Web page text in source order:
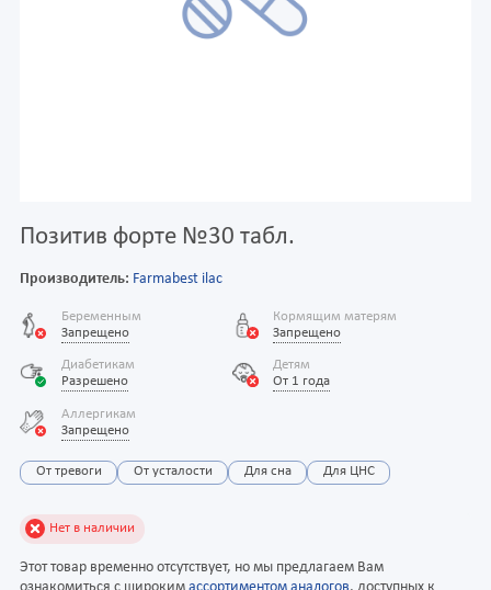
Позитив форте №30 табл.
Производитель: Farmabest ilac
Беременным
Запрещено
Кормящим матерям
Запрещено
Диабетикам
Разрешено
Детям
От 1 года
Аллергикам
Запрещено
От тревоги От усталости Для сна Для ЦНС
Нет в наличии
Этот товар временно отсутствует, но мы предлагаем Вам